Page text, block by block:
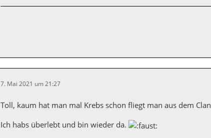
7. Mai 2021 um 21:27
Toll, kaum hat man mal Krebs schon fliegt man aus dem
Ich habs überlebt und bin wieder da.